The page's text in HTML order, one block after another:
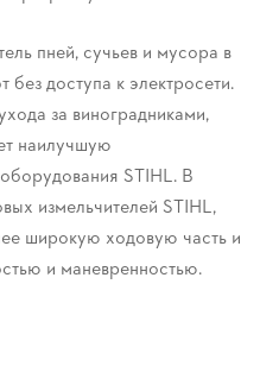
пней, сучьев и мусора в
доступа к электросети.
за виноградниками,
наилучшую
STIHL. В
измельчителей STIHL,
широкую ходовую часть и
и маневренностью.